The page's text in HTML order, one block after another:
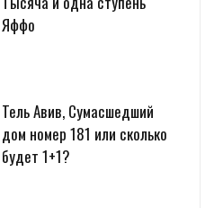
Яффо
Тель Авив, Сумасшедший
дом номер 181 или сколько
будет 1+1?